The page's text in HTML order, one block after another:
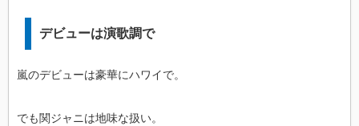
デビューは演歌調で
嵐のデビューは豪華にハワイで。
でも関ジャニは地味な扱い。